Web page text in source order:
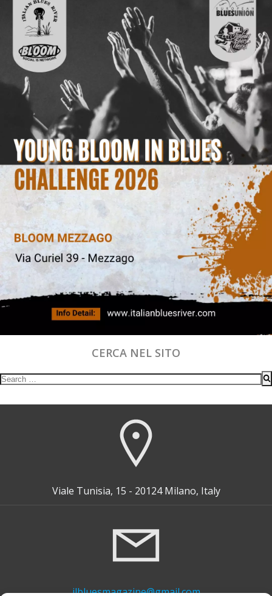
CERCA NEL SITO
Search
Viale Tunisia, 15 - 20124 Milano, Italy
ilbluesmagazine@gmail.com